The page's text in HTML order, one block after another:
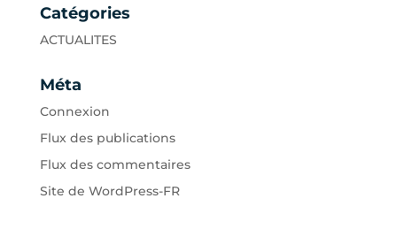
Catégories
ACTUALITES
Méta
Connexion
Flux des publications
Flux des commentaires
Site de WordPress-FR